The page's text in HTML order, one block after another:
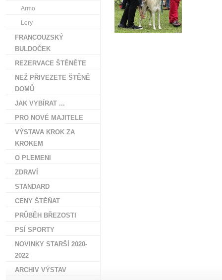
Armo
Lery
FRANCOUZSKÝ
BULDOČEK
REZERVACE ŠTĚNĚTE
NEŽ PŘIVEZETE ŠTĚNĚ
DOMŮ
JAK VYBÍRAT ...
PRO NOVÉ MAJITELE
VÝSTAVA KROK ZA
KROKEM
O PLEMENI
ZDRAVÍ
STANDARD
CENY ŠTĚŇAT
PRŮBĚH BŘEZOSTI
PSÍ SPORTY
NOVINKY STARŠÍ 2020-
2022
ARCHIV VÝSTAV